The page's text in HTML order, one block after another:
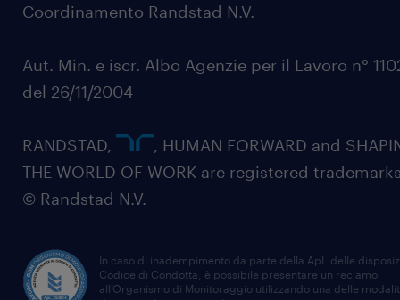
Coordinamento Randstad N.V.
Aut. Min. e iscr. Albo Agenzie per il Lavoro n°
del 26/11/2004
RANDSTAD,
, HUMAN FORWARD and
THE WORLD OF WORK are registered
© Randstad N.V.
In caso di inadempimento da parte della ApL delle
Codice di Condotta, è possibile presentare un reclamo
all’Organismo di Monitoraggio utilizzando una delle